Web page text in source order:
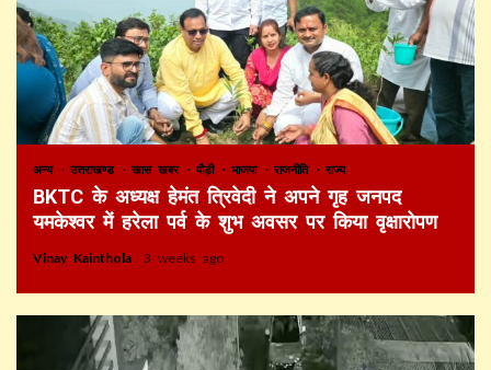
अन्य उत्तराखण्ड खास खबर पौड़ी भाजपा राजनीति राज्य
BKTC के अध्यक्ष हेमंत त्रिवेदी ने अपने गृह जनपद
यमकेश्वर में हरेला पर्व के शुभ अवसर पर किया वृक्षारोपण
Vinay Kainthola 3 weeks ago